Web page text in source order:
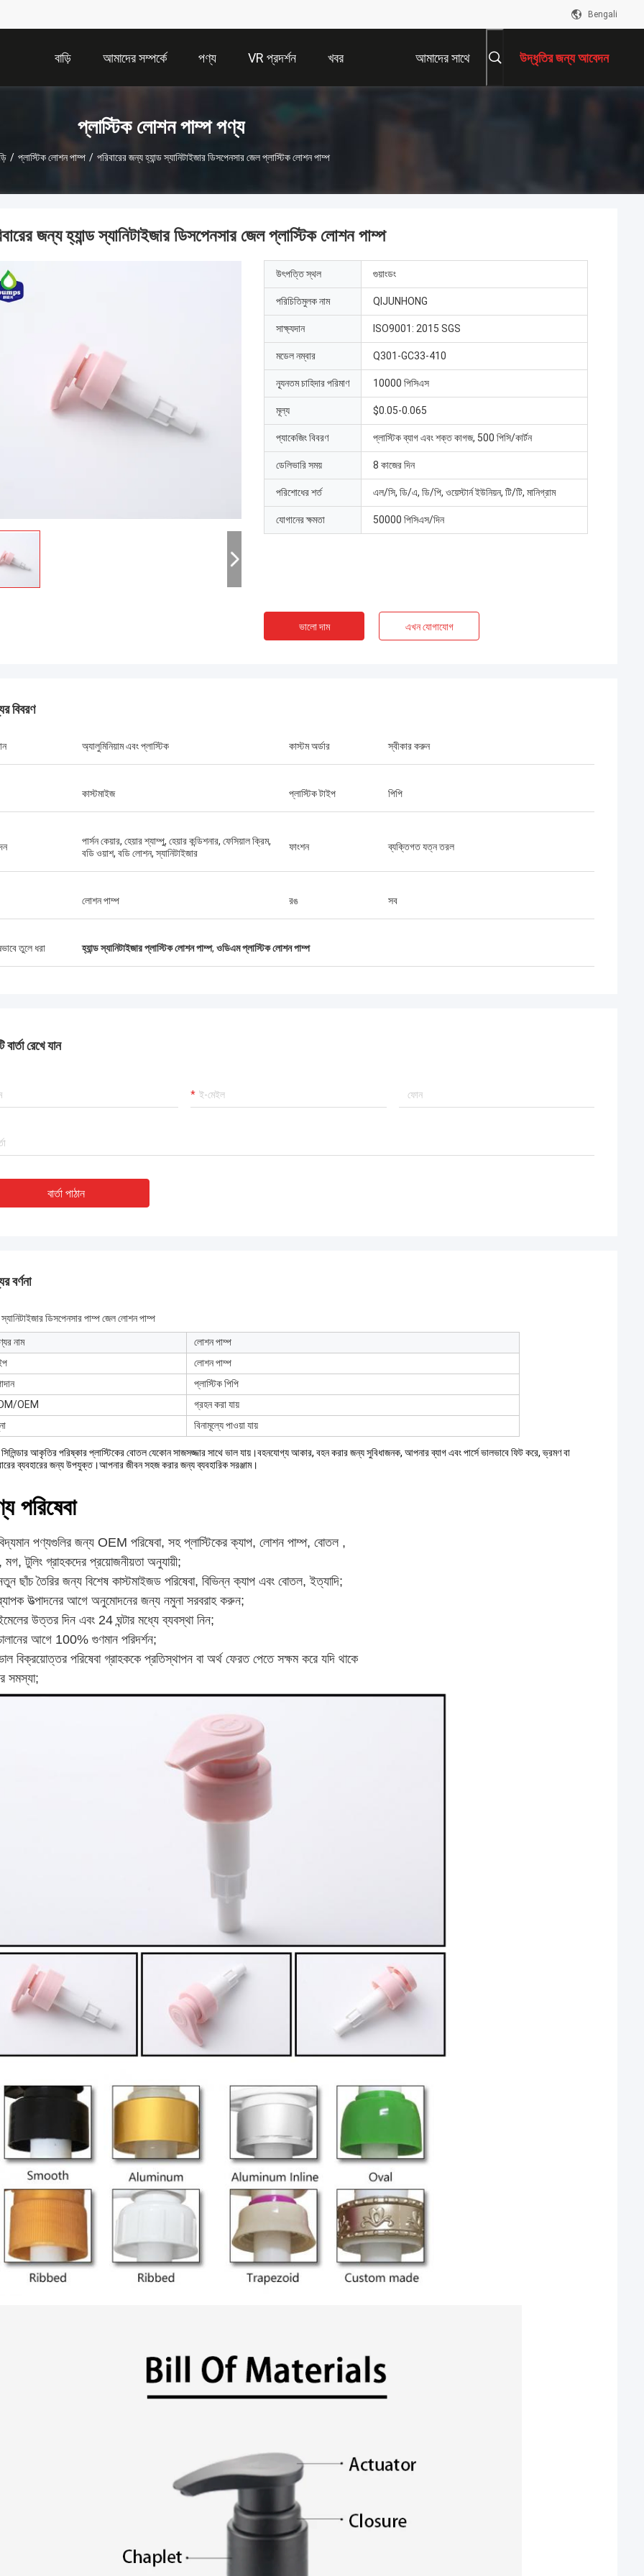
Bengali
বাড়ি আমাদের সম্পর্কে পণ্য VR প্রদর্শন খবর আমাদের সাথে উদ্ধৃতির জন্য আবেদন
প্লাস্টিক লোশন পাম্প পণ্য
/ প্লাস্টিক লোশন পাম্প / পরিবারের জন্য হ্যান্ড স্যানিটাইজার ডিসপেনসার জেল প্লাস্টিক লোশন পাম্প
জন্য হ্যান্ড স্যানিটাইজার ডিসপেনসার জেল প্লাস্টিক লোশন পাম্প
উৎপত্তি স্থল গুয়াংডং
পরিচিতিমুলক নাম QIJUNHONG
সাক্ষ্যদান ISO9001: 2015 SGS
মডেল নম্বার Q301-GC33-410
ন্যূনতম চাহিদার পরিমাণ 10000 পিসিএস
মূল্য $0.05-0.065
প্যাকেজিং বিবরণ প্লাস্টিক ব্যাগ এবং শক্ত কাগজ, 500 পিসি/কার্টন
ডেলিভারি সময় 8 কাজের দিন
পরিশোধের শর্ত এল/সি, ডি/এ, ডি/পি, ওয়েস্টার্ন ইউনিয়ন, টি/টি, মানিগ্রাম
যোগানের ক্ষমতা 50000 পিসিএস/দিন
ভালো দাম এখন যোগাযোগ
বিবরণ
অ্যালুমিনিয়াম এবং প্লাস্টিক কাস্টম অর্ডার স্বীকার করুন
কাস্টমাইজ প্লাস্টিক টাইপ পিপি
পার্সন কেয়ার, হেয়ার শ্যাম্পু, হেয়ার কন্ডিশনার, ফেসিয়াল ক্রিম,
বডি ওয়াশ, বডি লোশন, স্যানিটাইজার
ফাংশন ব্যক্তিগত যত্ন তরল
লোশন পাম্প রঙ সব
তুলে ধরা হ্যান্ড স্যানিটাইজার প্লাস্টিক লোশন পাম্প, ওডিএম প্লাস্টিক লোশন পাম্প
বার্তা রেখে যান
বার্তা পাঠান
বর্ণনা
স্যানিটাইজার ডিসপেনসার পাম্প জেল লোশন পাম্প
নাম
লোশন পাম্প
লোশন পাম্প
প্লাস্টিক পিপি
OEM
গ্রহন করা যায়
বিনামূল্যে পাওয়া যায়
সিলিন্ডার আকৃতির পরিষ্কার প্লাস্টিকের বোতল যেকোন সাজসজ্জার সাথে ভাল যায়।বহনযোগ্য আকার, বহন করার জন্য সুবিধাজনক, আপনার ব্যাগ এবং পার্সে ভালভাবে ফিট করে, ভ্রমণ বা
ব্যবহারের জন্য উপযুক্ত।আপনার জীবন সহজ করার জন্য ব্যবহারিক সরঞ্জাম।
পরিষেবা
পণ্যগুলির জন্য OEM পরিষেবা, সহপ্লাস্টিকের ক্যাপ, লোশন পাম্প, বোতল,
মগ, টুলিং গ্রাহকদের প্রয়োজনীয়তা অনুযায়ী;
ছাঁচ তৈরির জন্য বিশেষ কাস্টমাইজড পরিষেবা, বিভিন্ন ক্যাপ এবং বোতল, ইত্যাদি;
উত্পাদনের আগে অনুমোদনের জন্য নমুনা সরবরাহ করুন;
উত্তর দিন এবং 24 ঘন্টার মধ্যে ব্যবস্থা নিন;
আগে 100% গুণমান পরিদর্শন;
বিক্রয়োত্তর পরিষেবা গ্রাহককে প্রতিস্থাপন বা অর্থ ফেরত পেতে সক্ষম করে যদি থাকে
সমস্যা;